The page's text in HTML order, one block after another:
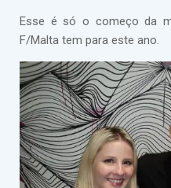
Esse é só o começo da
F/Malta tem para este ano.